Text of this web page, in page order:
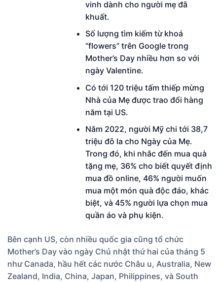
vinh dành cho người mẹ đã
khuất.
Số lượng tìm kiếm từ khoá
“flowers” trên Google trong
Mother’s Day nhiều hơn so với
ngày Valentine.
Có tới 120 triệu tấm thiếp mừng
Nhà của Mẹ được trao đổi hàng
năm tại US.
Năm 2022, người Mỹ chi tới 38,7
triệu đô la cho Ngày của Mẹ.
Trong đó, khi nhắc đến mua quà
tặng mẹ, 36% cho biết quyết định
mua đồ online, 46% người muốn
mua một món quà độc đáo, khác
biệt, và 45% người lựa chọn mua
quần áo và phụ kiện.
Bên cạnh US, còn nhiều quốc gia cũng tổ chức
Mother’s Day vào ngày Chủ nhật thứ hai của tháng 5
như Canada, hầu hết các nước Châu u, Australia, New
Zealand, India, China, Japan, Philippines, và South